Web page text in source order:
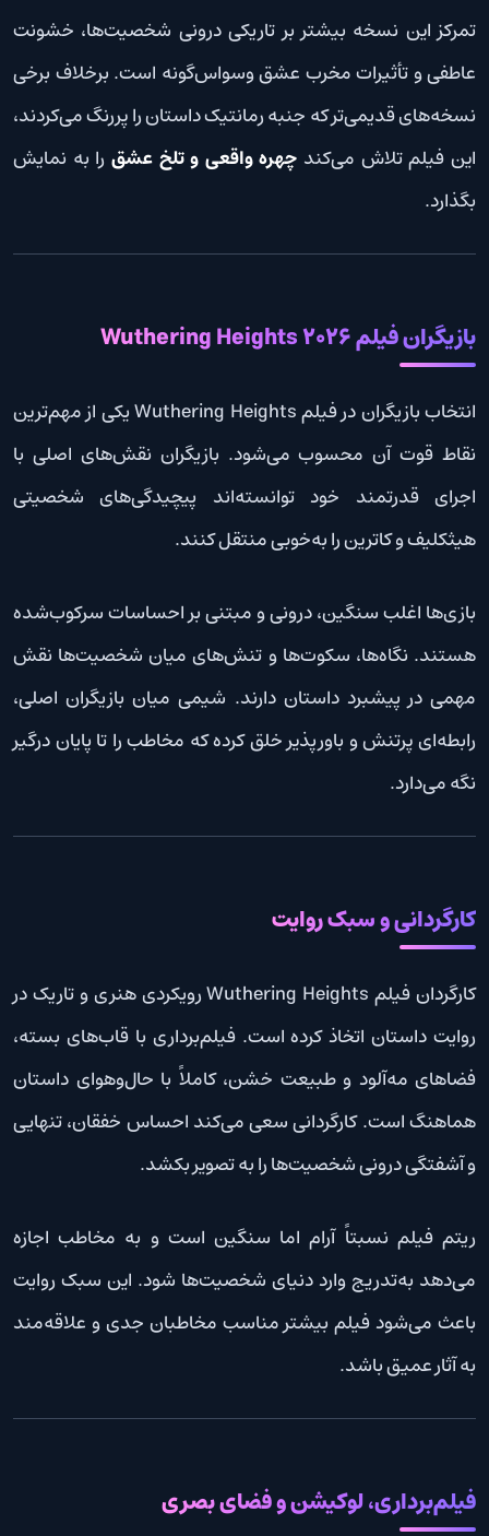
تمرکز این نسخه بیشتر بر تاریکی درونی شخصیت‌ها، خشونت
عاطفی و تأثیرات مخرب عشق وسواس‌گونه است. برخلاف برخی
نسخه‌های قدیمی‌تر که جنبه رمانتیک داستان را پررنگ می‌کردند،
این فیلم تلاش می‌کند چهره واقعی و تلخ عشق را به نمایش
بگذارد.
بازیگران فیلم Wuthering Heights 2026
انتخاب بازیگران در فیلم Wuthering Heights یکی از مهم‌ترین
نقاط قوت آن محسوب می‌شود. بازیگران نقش‌های اصلی با
اجرای قدرتمند خود توانسته‌اند پیچیدگی‌های شخصیتی
هیثکلیف و کاترین را به‌خوبی منتقل کنند.
بازی‌ها اغلب سنگین، درونی و مبتنی بر احساسات سرکوب‌شده
هستند. نگاه‌ها، سکوت‌ها و تنش‌های میان شخصیت‌ها نقش
مهمی در پیشبرد داستان دارند. شیمی میان بازیگران اصلی،
رابطه‌ای پرتنش و باورپذیر خلق کرده که مخاطب را تا پایان درگیر
نگه می‌دارد.
کارگردانی و سبک روایت
کارگردان فیلم Wuthering Heights رویکردی هنری و تاریک در
روایت داستان اتخاذ کرده است. فیلم‌برداری با قاب‌های بسته،
فضاهای مه‌آلود و طبیعت خشن، کاملاً با حال‌وهوای داستان
هماهنگ است. کارگردانی سعی می‌کند احساس خفقان، تنهایی
و آشفتگی درونی شخصیت‌ها را به تصویر بکشد.
ریتم فیلم نسبتاً آرام اما سنگین است و به مخاطب اجازه
می‌دهد به‌تدریج وارد دنیای شخصیت‌ها شود. این سبک روایت
باعث می‌شود فیلم بیشتر مناسب مخاطبان جدی و علاقه‌مند
به آثار عمیق باشد.
فیلم‌برداری، لوکیشن و فضای بصری